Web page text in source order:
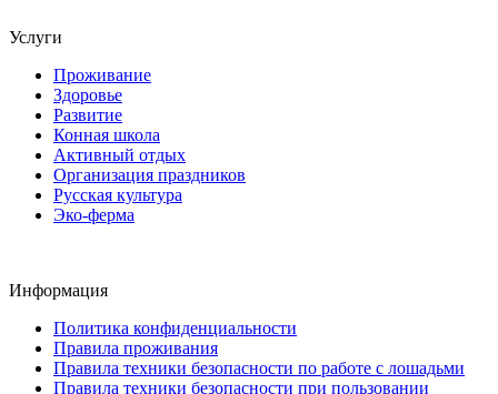
Услуги
Проживание
Здоровье
Развитие
Конная школа
Активный отдых
Организация праздников
Русская культура
Эко-ферма
Информация
Политика конфиденциальности
Правила проживания
Правила техники безопасности по работе с лошадьми
Правила техники безопасности при пользовании